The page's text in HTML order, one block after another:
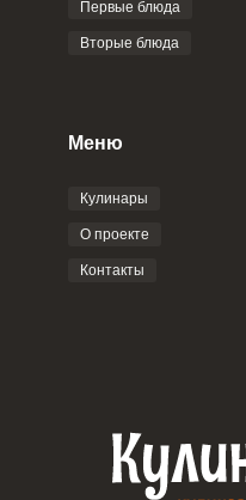
Отправляя эту
соглашением
Первые блюда
Вторые блюда
Меню
Кулинары
О проекте
Контакты